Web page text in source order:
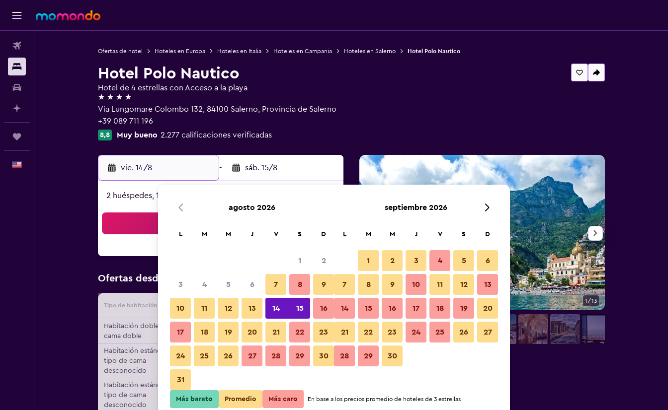
Ofertas de hotel Hoteles en Europa Hoteles en Italia Hoteles en Campania Hoteles en Salerno Hotel Polo Nautico
Hotel Polo Nautico
Hotel de 4 estrellas con Acceso a la playa
4 estrellas
Via Lungomare Colombo 132, 84100 Salerno, Provincia de Salerno
+39 089 711 196
8,8 Muy bueno 2.277 calificaciones verificadas
vie. 14/8 - sáb. 15/8
2 huéspedes, 1 habitación
Ofertas desde Oferta más barata de precio por noche
Tipo de habitación Proveedor Total noche
Habitación doble, 1
cama doble
$96 Ver oferta
Habitación estándar,
tipo de cama
desconocido
$118
Habitación estándar,
tipo de cama
desconocido
$120 Ver oferta
Otros 1/13
Fotos
agosto 2026
L M M J V S D
1 2
3 4 5 6 7 8 9
10 11 12 13 14 15 16
17 18 19 20 21 22 23
24 25 26 27 28 29 30
31
septiembre 2026
L M M J V S D
1 2 3 4 5 6
7 8 9 10 11 12 13
14 15 16 17 18 19 20
21 22 23 24 25 26 27
28 29 30
Más barato Promedio Más caro En base a los precios promedio de hoteles de 3 estrellas